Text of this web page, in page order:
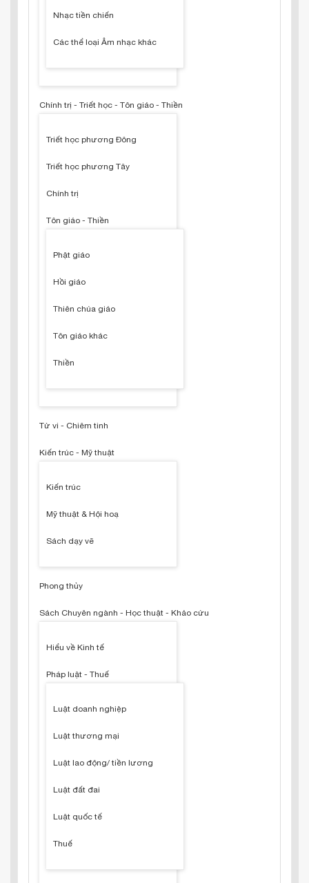
Nhạc tiền chiến
Các thể loại Âm nhạc khác
Chính trị - Triết học - Tôn giáo - Thiền
Triết học phương Đông
Triết học phương Tây
Chính trị
Tôn giáo - Thiền
Phật giáo
Hồi giáo
Thiên chúa giáo
Tôn giáo khác
Thiền
Tử vi - Chiêm tinh
Kiến trúc - Mỹ thuật
Kiến trúc
Mỹ thuật & Hội hoạ
Sách dạy vẽ
Phong thủy
Sách Chuyên ngành - Học thuật - Khảo cứu
Hiểu về Kinh tế
Pháp luật - Thuế
Luật doanh nghiệp
Luật thương mại
Luật lao động/ tiền lương
Luật đất đai
Luật quốc tế
Thuế